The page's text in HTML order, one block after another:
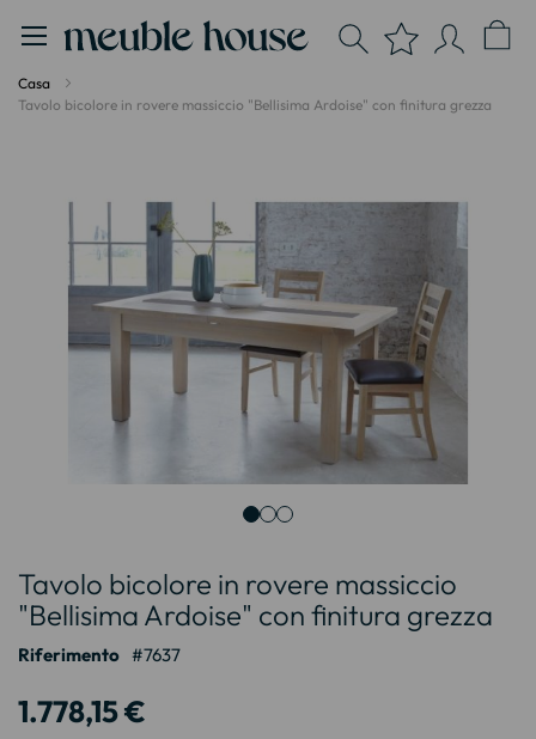
Casa
Tavolo bicolore in rovere massiccio "Bellisima Ardoise" con finitura grezza
all'inizio
della
galleria
di
Tavolo bicolore in rovere massiccio
"Bellisima Ardoise" con finitura grezza
Riferimento 7637
1.778,15 €